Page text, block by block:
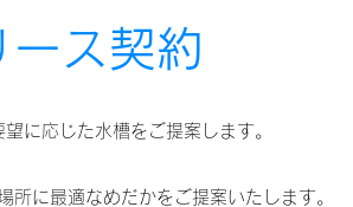
ース契約
に応じた水槽をご提案します。
所に最適なめだかをご提案いたします。